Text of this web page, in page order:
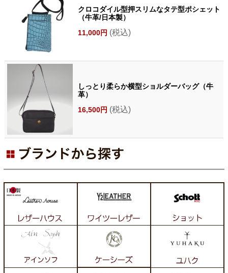
クロコダイル型押スリムなタテ型ポシェット
（牛革/日本製）
11,000円 (税込)
しっとり柔らか横型ショルダーバッグ（牛
革）
16,500円 (税込)